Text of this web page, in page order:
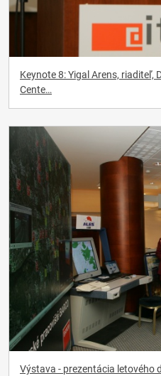
Keynote 8: Yigal Arens, riaditeľ,
Cente…
Výstava - prezentácia letového